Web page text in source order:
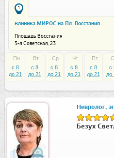
1
Клиника МИРОС на Пл. Восстания
Площадь Восстания
5-я Советская, 23
Пн
c 8
до 21
Вт
c 8
до 21
Ср
c 8
до 21
Чт
c 8
до 21
Пт
c 8
до 21
c
до
Невролог,
Безух